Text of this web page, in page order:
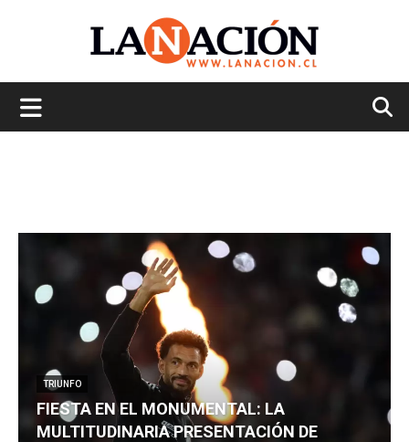
TRIUNFO
FIESTA EN EL MONUMENTAL: LA
MULTITUDINARIA PRESENTACIÓN DE